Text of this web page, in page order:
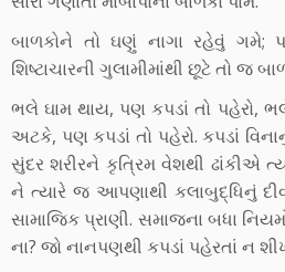
બાળકોને તો ઘણું નાગા રહેવું ગમે;
શિષ્ટાચારની ગુલામીમાંથી છૂટે તો જ
ભલે ઘામ થાય, પણ કપડાં તો પહેરો,
અટકે, પણ કપડાં તો પહેરો. કપડાં
સુંદર શરીરને કૃત્રિમ વેશથી ઢાંકીએ
ને ત્યારે જ આપણાથી કલાબુદ્ધિનું
સામાજિક પ્રાણી. સમાજના બધા
ના? જો નાનપણથી કપડાં પહેરતાં ન